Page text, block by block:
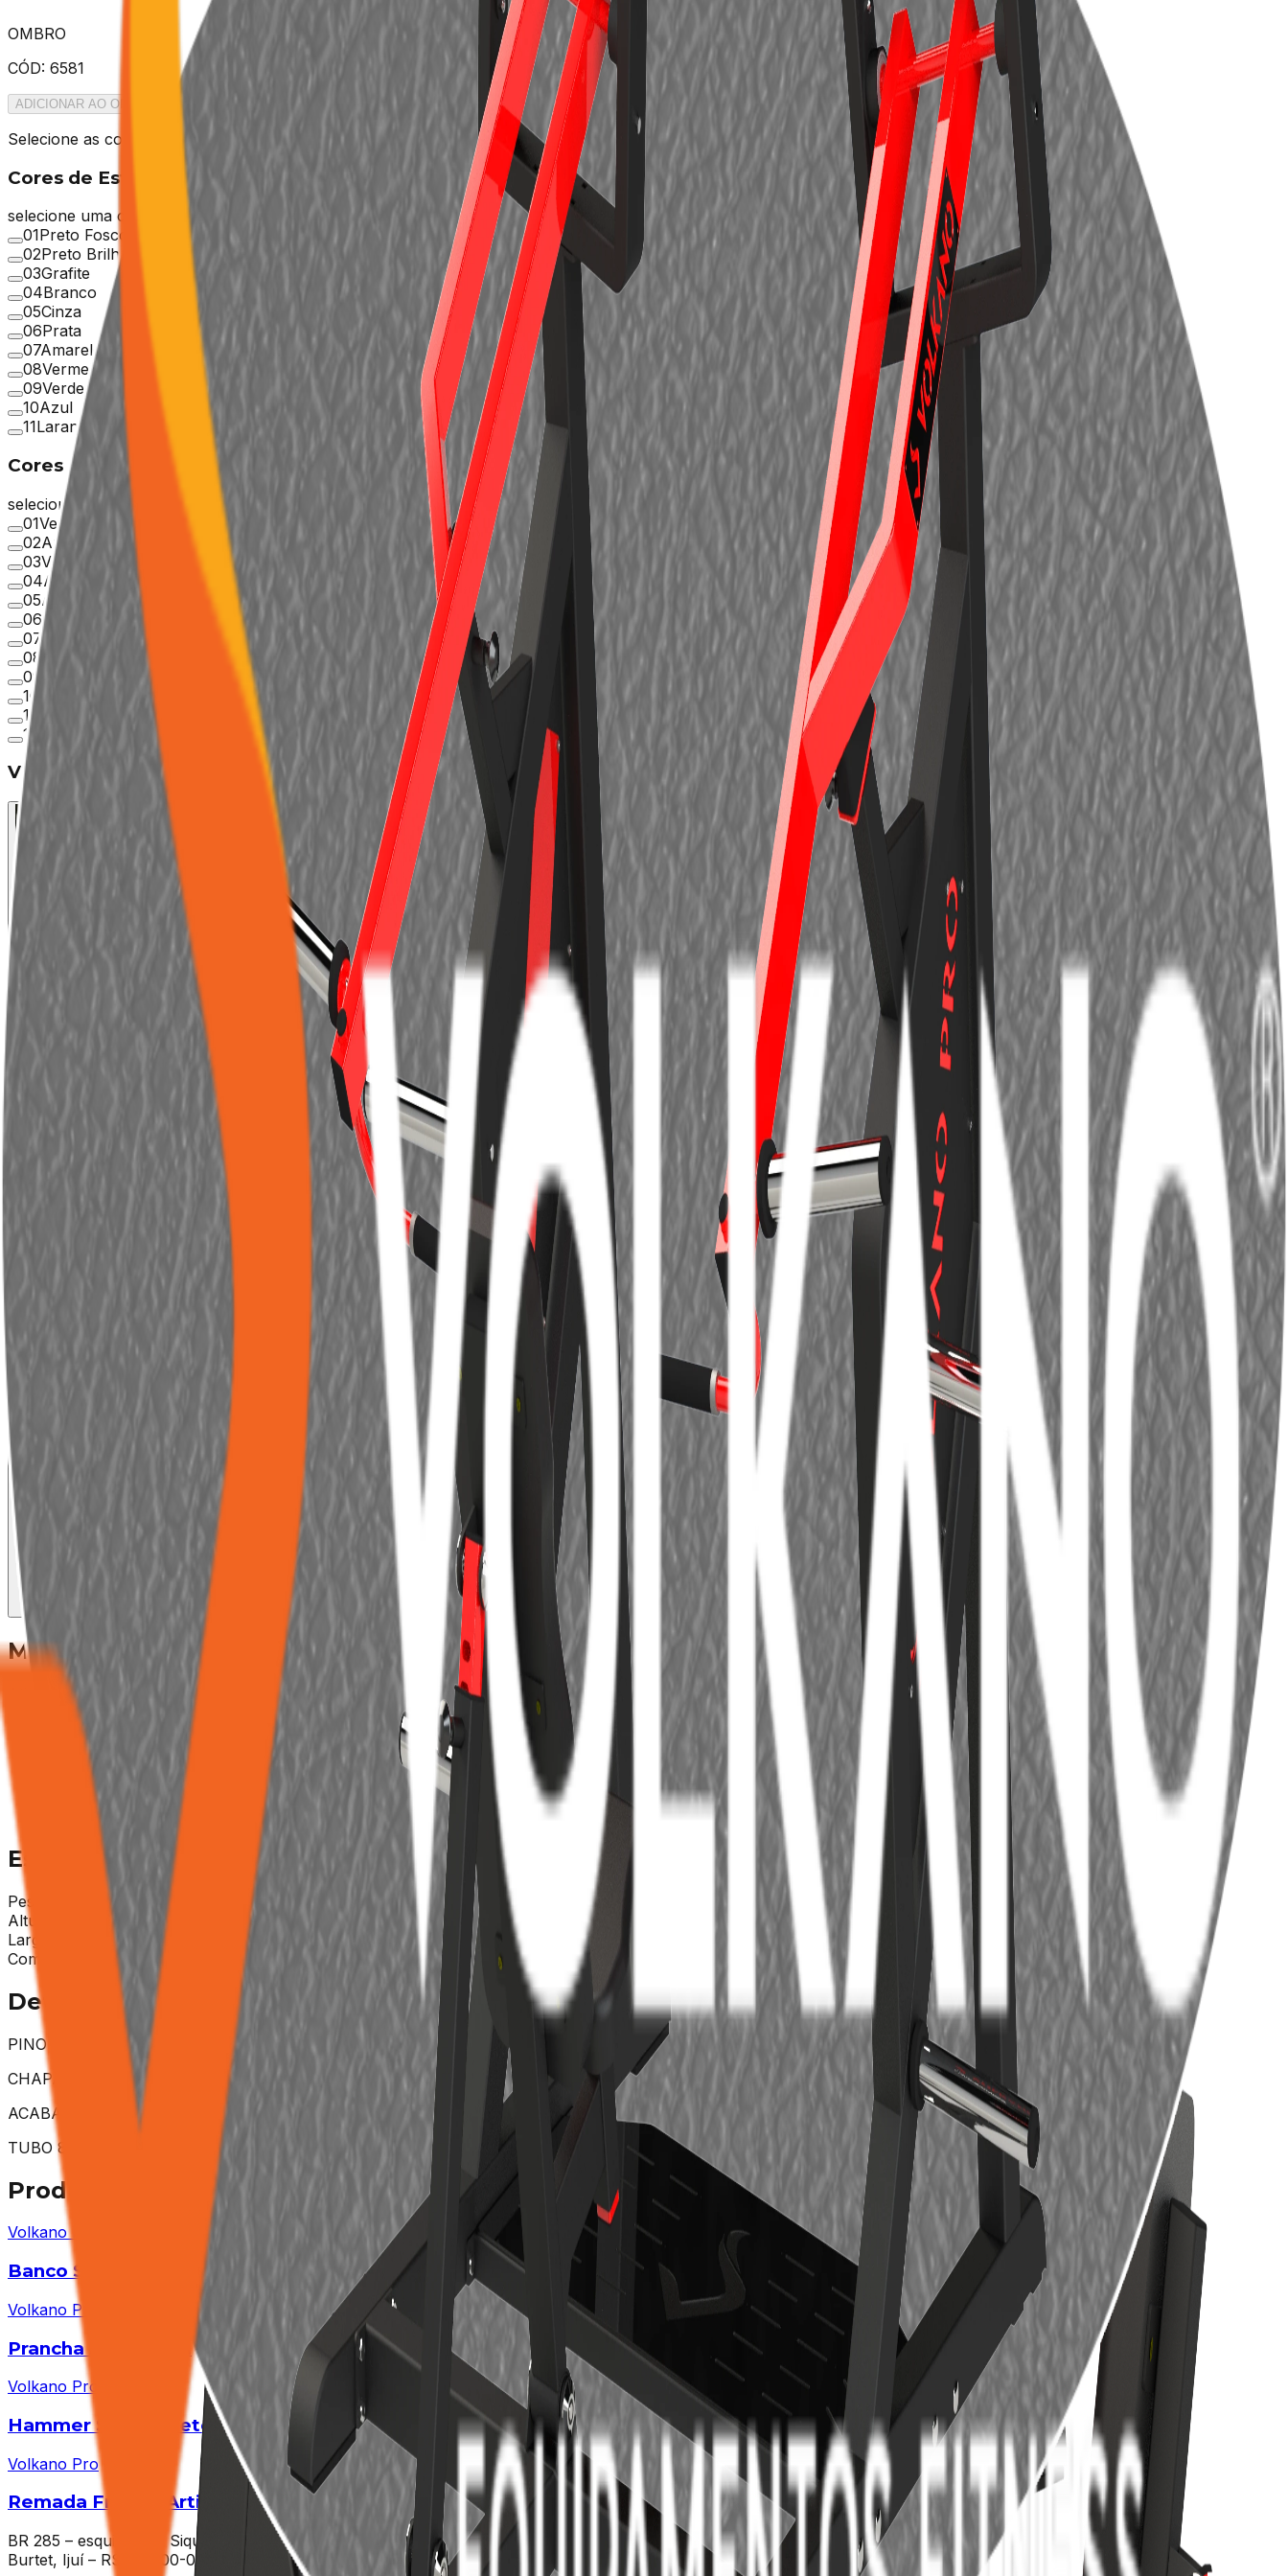
OMBRO
CÓD: 6581
ADICIONAR AO ORÇAMENTO
Selecione as cores antes de adicionar ao orçamento.
Cores de Estrutura
selecione uma cor
01Preto Fosco
02Preto Brilho
03Grafite
04Branco
05Cinza
06Prata
07Amarelo
08Vermelho
09Verde
10Azul
11Laranja
Cores de Estofado
selecione uma cor
01Vermelho
02Azul Royal
03Verde Claro
04Argila Pro
05Argila
06Marrom
07Pinhão
08
09
10
11
12
Verde Marco Polo
Vídeo
Músculos Alvo
Ativação Principal
Deltóides Anterior
Deltóides Posterior
Frente
Especificações Técnicas
Peso
Altura
Largura
1,94 M
Comprimento
1,88 M
Detalhes
PINO DE CARGA IMANTADO
CHAPAS ATÉ 9mm
ACABAMENTO METALIZADO
TUBO 80X80 3mm
Produtos Relacionados
Volkano Pro
Banco Scott Regulável Pro
Volkano Pro
Prancha Abdominal
Volkano Pro
Hammer Supino Reto Pro
Volkano Pro
Remada Frontal Articulada Pro
BR 285 – esquina – R. Siqueira Couto
Burtet, Ijuí – RS, 98700-000